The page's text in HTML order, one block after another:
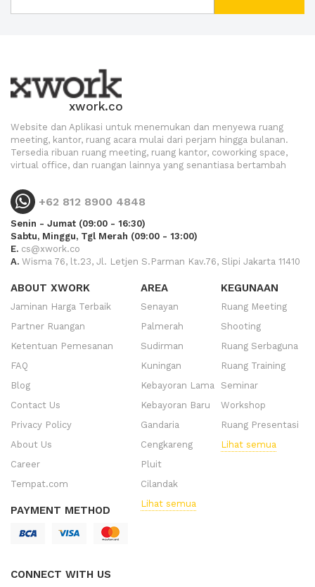
xwork.co
Website dan Aplikasi untuk menemukan dan menyewa ruang
meeting, kantor, ruang acara mulai dari perjam hingga bulanan.
Tersedia ribuan ruang meeting, ruang kantor, coworking space,
virtual office, dan ruangan lainnya yang senantiasa bertambah
+62 812 8900 4848
Senin - Jumat (09:00 - 16:30)
Sabtu, Minggu, Tgl Merah (09:00 - 13:00)
E. cs@xwork.co
A. Wisma 76, lt.23, Jl. Letjen S.Parman Kav.76, Slipi Jakarta 11410
ABOUT XWORK
Jaminan Harga Terbaik
Partner Ruangan
Ketentuan Pemesanan
FAQ
Blog
Contact Us
Privacy Policy
About Us
Career
Tempat.com
PAYMENT METHOD
CONNECT WITH US
AREA
Senayan
Palmerah
Sudirman
Kuningan
Kebayoran Lama
Kebayoran Baru
Gandaria
Cengkareng
Pluit
Cilandak
Lihat semua
KEGUNAAN
Ruang Meeting
Shooting
Ruang Serbaguna
Ruang Training
Seminar
Workshop
Ruang Presentasi
Lihat semua